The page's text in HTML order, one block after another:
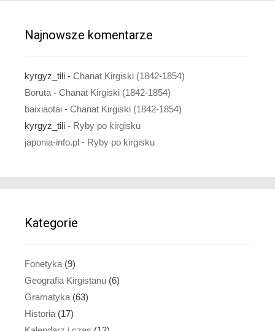
Najnowsze komentarze
kyrgyz_tili - Chanat Kirgiski (1842-1854)
Boruta - Chanat Kirgiski (1842-1854)
baixiaotai - Chanat Kirgiski (1842-1854)
kyrgyz_tili - Ryby po kirgisku
japonia-info.pl - Ryby po kirgisku
Kategorie
Fonetyka (9)
Geografia Kirgistanu (6)
Gramatyka (63)
Historia (17)